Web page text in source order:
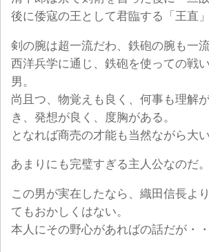
後に倭寇の王として君臨する「王直
剣の腕は超一流だわ、鉄砲の腕も一
西洋兵学に通じ、鉄砲を使っての戦
男。
尚且つ、物覚えも良く、何事も理解
き、発想が良く、度胸がある。
となれば商売の才能も当然ながら大い
あまりにも完璧すぎる主人公なのだ。
この男が実在したなら、織田信長よ
てもおかしくはない。
本人にその野心があればの話だが・・